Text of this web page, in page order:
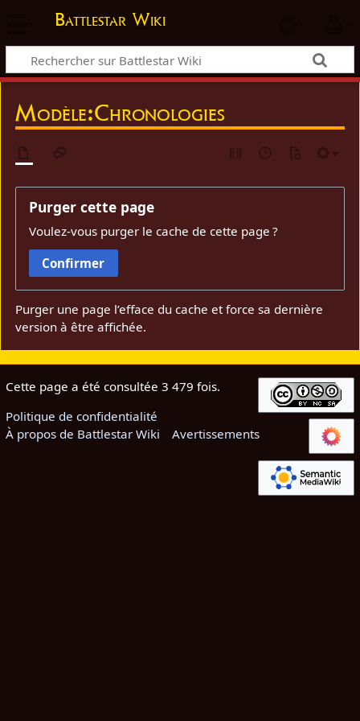
Battlestar Wiki
Modèle:Chronologies
Purger cette page
Voulez-vous purger le cache de cette page ?
Confirmer
Purger une page l’efface du cache et force sa dernière
version à être affichée.
Cette page a été consultée 3 479 fois.
Politique de confidentialité
À propos de Battlestar Wiki
Avertissements